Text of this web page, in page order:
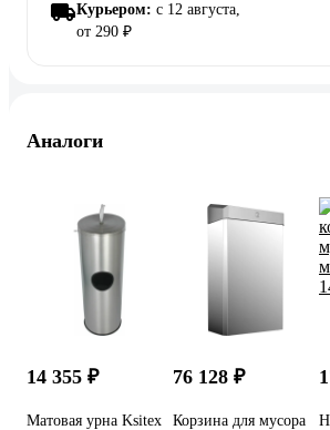
Курьером: c 12 августа,
от 290 ₽
Аналоги
14 355 ₽
Матовая урна Ksitex
76 128 ₽
Корзина для мусора